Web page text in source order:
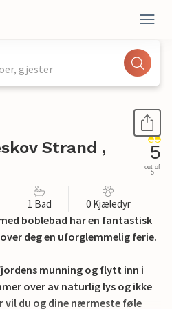
gjester
Strand ,
5
out of
5
1 Bad 0 Kjæledyr
boblebad har en fantastisk
deg en uforglemmelig ferie.
munning og flytt inn i
over av naturlig lys og ikke
vil du og dine nærmeste føle